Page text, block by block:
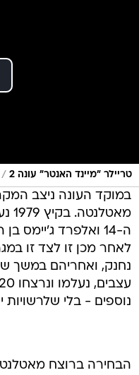
טריילר "מיינד האנטר" עונה 2 /
במוקד העונה ניצב
לאחר מכן זו לצד זו
נחנק, ואחריהם במשך
נוספים - בלי
הבחירה ברוצח